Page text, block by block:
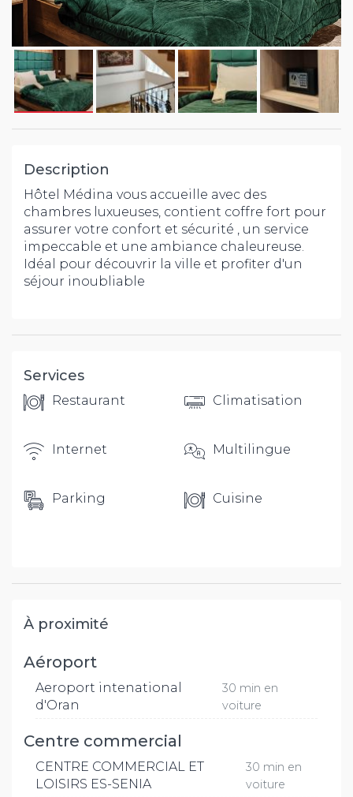
Description
Hôtel Médina vous accueille avec des
chambres luxueuses, contient coffre fort pour
assurer votre confort et sécurité , un service
impeccable et une ambiance chaleureuse.
Idéal pour découvrir la ville et profiter d'un
séjour inoubliable
Services
Restaurant
Internet
Parking
Climatisation
Multilingue
Cuisine
À proximité
Aéroport
Aeroport intenational
d'Oran
30 min en
voiture
Centre commercial
CENTRE COMMERCIAL ET
LOISIRS ES-SENIA
30 min en
voiture